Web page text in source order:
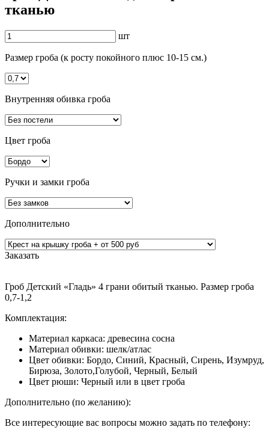
тканью
шт
Размер гроба (к росту покойного плюс 10-15 см.)
Внутренняя обивка гроба
Цвет гроба
Ручки и замки гроба
Дополнительно
Заказать
Гроб Детский «Гладь» 4 грани обитый тканью. Размер гроба
0,7-1,2
Комплектация:
Материал каркаса: древесина сосна
Материал обивки: шелк/атлас
Цвет обивки: Бордо, Синий, Красный, Сирень, Изумруд,
Бирюза, Золото,Голубой, Черный, Белый
Цвет рюши: Черный или в цвет гроба
Дополнительно (по желанию):
Все интересующие вас вопросы можно задать по телефону: